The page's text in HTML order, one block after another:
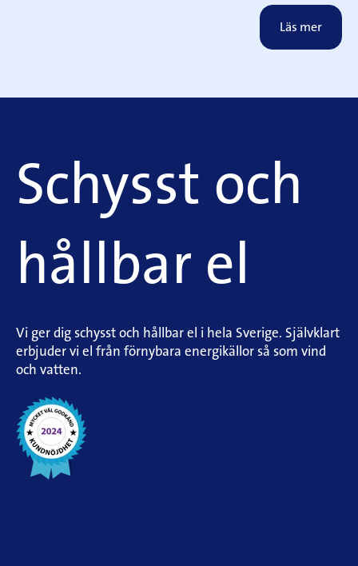
Läs mer
Schysst och
hållbar el
Vi ger dig schysst och hållbar el i hela Sverige. Självklart
erbjuder vi el från förnybara energikällor så som vind
och vatten.